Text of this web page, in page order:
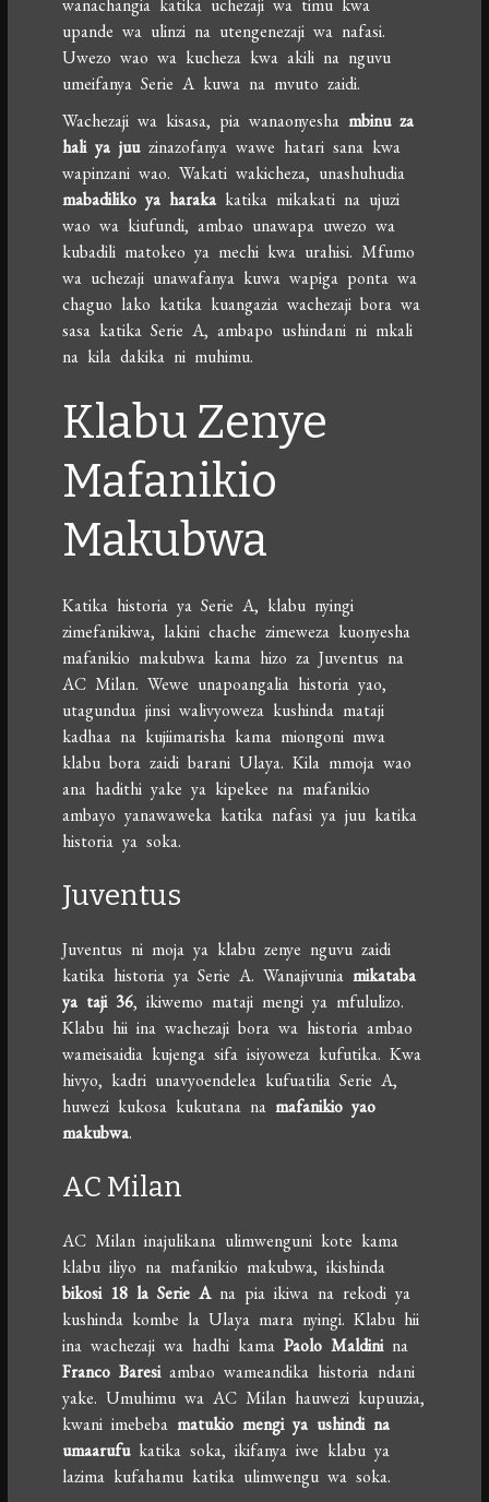
wanachangia katika uchezaji wa timu kwa
upande wa ulinzi na utengenezaji wa nafasi.
Uwezo wao wa kucheza kwa akili na nguvu
umeifanya Serie A kuwa na mvuto zaidi.
Wachezaji wa kisasa, pia wanaonyeshambinu za
hali ya juuzinazofanya wawe hatari sana kwa
wapinzani wao. Wakati wakicheza, unashuhudia
mabadiliko ya haraka katika mikakati na ujuzi
wao wa kiufundi, ambao unawapa uwezo wa
kubadili matokeo ya mechi kwa urahisi. Mfumo
wa uchezaji unawafanya kuwa wapiga ponta wa
chaguo lako katika kuangazia wachezaji bora wa
sasa katika Serie A, ambapo ushindani ni mkali
na kila dakika ni muhimu.
Klabu Zenye
Mafanikio
Makubwa
Katika historia ya Serie A, klabu nyingi
zimefanikiwa, lakini chache zimeweza kuonyesha
mafanikio makubwa kama hizo za Juventus na
AC Milan. Wewe unapoangalia historia yao,
utagundua jinsi walivyoweza kushinda mataji
kadhaa na kujiimarisha kama miongoni mwa
klabu bora zaidi barani Ulaya. Kila mmoja wao
ana hadithi yake ya kipekee na mafanikio
ambayo yanawaweka katika nafasi ya juu katika
historia ya soka.
Juventus
Juventus ni moja ya klabu zenye nguvu zaidi
katika historia ya Serie A. Wanajivuniamikataba
ya taji 36, ikiwemo mataji mengi ya mfululizo.
Klabu hii ina wachezaji bora wa historia ambao
wameisaidia kujenga sifa isiyoweza kufutika. Kwa
hivyo, kadri unavyoendelea kufuatilia Serie A,
huwezi kukosa kukutana namafanikio yao
makubwa.
AC Milan
AC Milan inajulikana ulimwenguni kote kama
klabu iliyo na mafanikio makubwa, ikishinda
bikosi 18 la Serie Ana pia ikiwa na rekodi ya
kushinda kombe la Ulaya mara nyingi. Klabu hii
ina wachezaji wa hadhi kamaPaolo Maldinina
Franco Baresiambao wameandika historia ndani
yake. Umuhimu wa AC Milan hauwezi kupuuzia,
kwani imebebamatukio mengi ya ushindi na
umaarufukatika soka, ikifanya iwe klabu ya
lazima kufahamu katika ulimwengu wa soka.